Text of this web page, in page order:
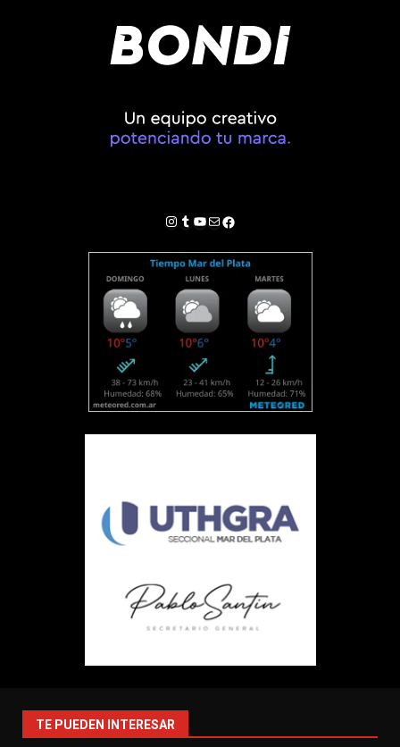
Instagram
Tumblr
YouTube
Correo electrónico
Facebook
TE PUEDEN INTERESAR